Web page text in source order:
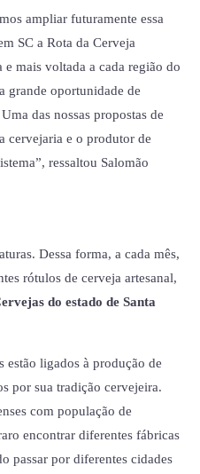
ampliar futuramente essa
SC a Rota da Cerveja
mais voltada a cada região do
grande oportunidade de
das nossas propostas de
cervejaria e o produtor de
ressaltou Salomão
Dessa forma, a cada mês,
rótulos de cerveja artesanal,
do estado de Santa
estão ligados à produção de
por sua tradição cervejeira.
com população de
encontrar diferentes fábricas
passar por diferentes cidades